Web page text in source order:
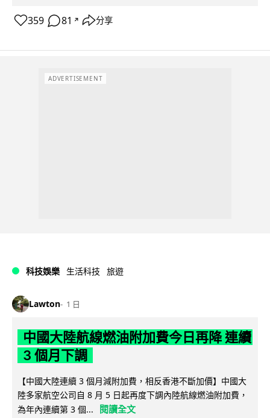
359 81 ↗ 分享
ADVERTISEMENT
科技娛樂 生活科技 旅遊
Lawton 1 日
中國大陸航線燃油附加費今日再降 連續
3 個月下調
【中國大陸連續 3 個月減附加費，相反香港不斷加價】中國大
陸多家航空公司自 8 月 5 日起再度下調內陸航線燃油附加費，
為年內連續第 3 個...
閱讀全文